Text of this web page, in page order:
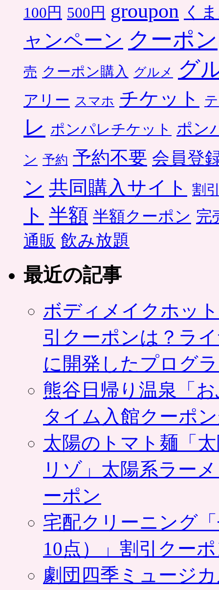
100円 500円 groupon く
ャンペーン クーポン
売 クーポン購入 グルメ グ
アリー スマホ チケット
レ ポンパレチケット ポン
ン 予約 予約不要 会員登
ン 共同購入サイト 割
ト 半額 半額クーポン 完
通販 飲み放題
最近の記事
ボディメイクホッ
引クーポンは？ラ
に開発したプログ
熊谷日帰り温泉「
タイム入館クーポ
太陽のトマト麺「
リゾ」太陽系ラー
ーポン
宅配クリーニング
10点）」割引クー
劇団四季ミュージ